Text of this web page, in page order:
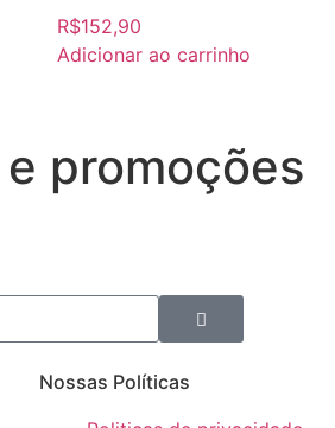
R$152,90
Adicionar ao carrinho
promoções
Nossas Políticas